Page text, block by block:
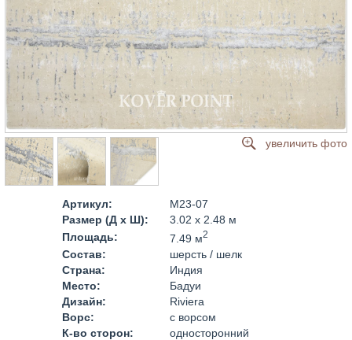
увеличить фото
Артикул:
M23-07
Размер (Д x Ш):
3.02 x 2.48 м
Площадь:
7.49 м2
Состав:
шерсть / шелк
Страна:
Индия
Место:
Бадуи
Дизайн:
Riviera
Ворс:
с ворсом
К-во сторон:
односторонний